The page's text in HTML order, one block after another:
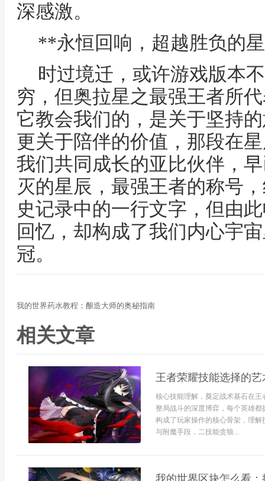
深感激。
**永恒回响，超越胜负的
时过境迁，或许游戏版本
穷，但奥拉星之最强王者所
它教会我们的，是关于坚持
更关于陪伴的价值，那段在
我们共同成长的亚比伙伴，
灭的星辰，最强王者的称号
史记录中的一行文字，但由
回忆，却构成了我们内心宇
冠。
我的世界药水教程：酿造大师的奥秘指南
相关文章
王者荣耀技能选择的
核心技能理解，奠定战术基石在
整局战斗的深度博弈，每个英雄
构成了玩家操作的核心骨架，理
与附魔手段，二技能贪狼...
我的世界区块怎么看